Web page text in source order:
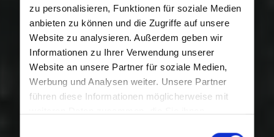
zu personalisieren, Funktionen für soziale Medien
anbieten zu können und die Zugriffe auf unsere
Website zu analysieren. Außerdem geben wir
Informationen zu Ihrer Verwendung unserer
Website an unsere Partner für soziale Medien,
Werbung und Analysen weiter. Unsere Partner
führen diese Informationen möglicherweise mit